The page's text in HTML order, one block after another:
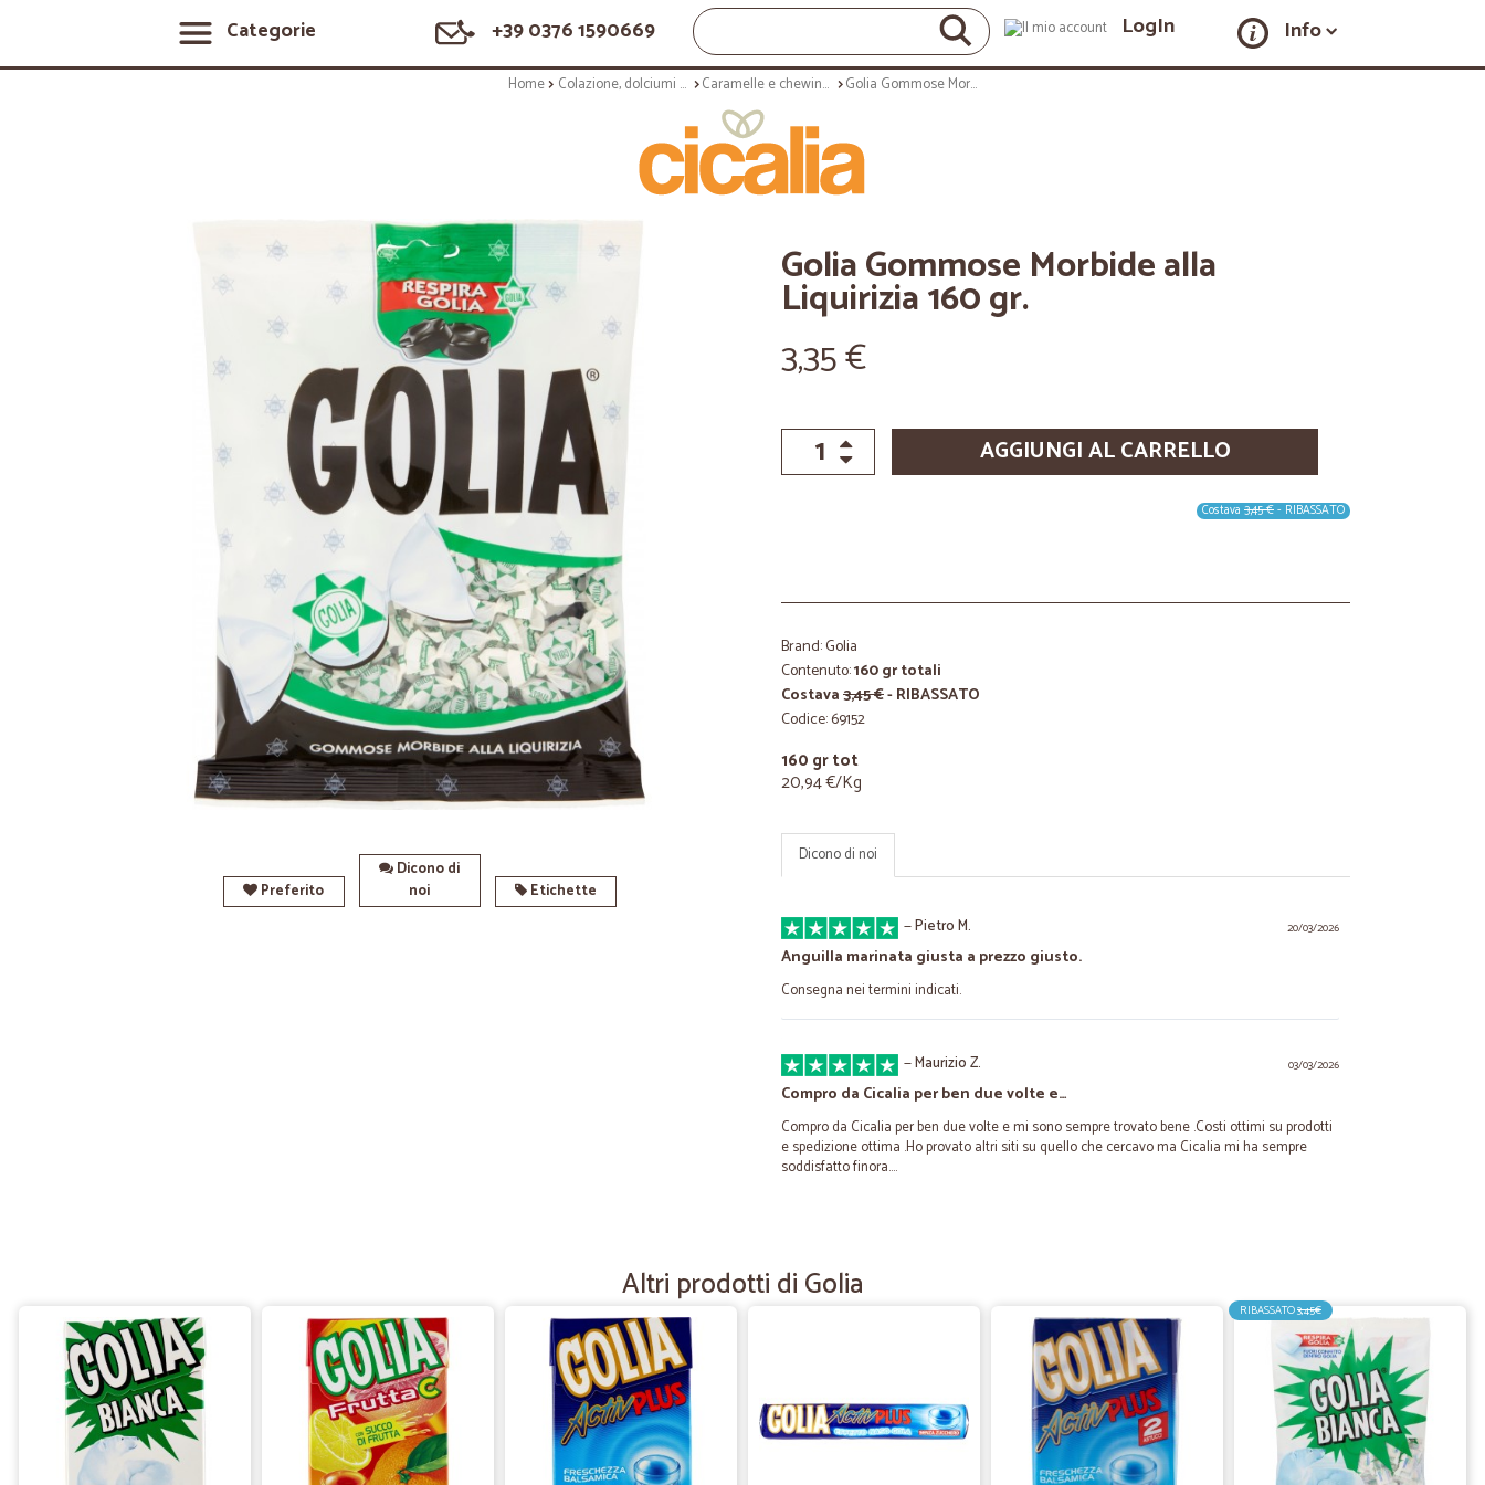
Categorie +39 0376 1590669 LogIn Info
Home Colazione, dolciumi e snack Caramelle e chewing gum Golia Gommose Morbide alla Liquirizia 160 gr.
Preferito
Dicono di
noi
Etichette
Golia Gommose Morbide alla
Liquirizia 160 gr.
3,35 €
AGGIUNGI AL CARRELLO
Costava 3,45 €- RIBASSATO
Brand: Golia
Contenuto:160 gr totali
Costava3,45 €- RIBASSATO
Codice: 69152
160 gr tot
20,94 €/Kg
Dicono di noi
20/03/2026
—Pietro M.
Anguilla marinata giusta a prezzo giusto.
Consegna nei termini indicati.
03/03/2026
—Maurizio Z.
Compro da Cicalia per ben due volte e…
Compro da Cicalia per ben due volte e mi sono sempre trovato bene .Costi ottimi su prodotti
e spedizione ottima .Ho provato altri siti su quello che cercavo ma Cicalia mi ha sempre
soddisfatto finora....
Sono soddisfatto
03/03/2022
Velocissimi
Velocissimi
Altri prodotti di Golia
RIBASSATO3,45€